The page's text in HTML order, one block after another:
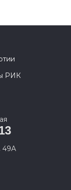
РИК
49А